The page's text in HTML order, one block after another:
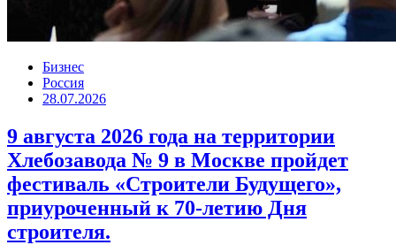
Бизнес
Россия
28.07.2026
9 августа 2026 года на территории
Хлебозавода № 9 в Москве пройдет
фестиваль «Строители Будущего»,
приуроченный к 70-летию Дня
строителя.